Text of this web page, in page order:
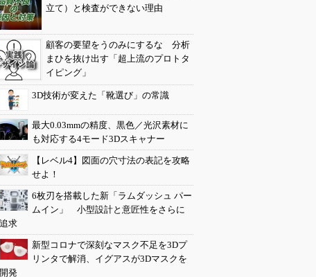
立て）と検査ができない理由
顧客の要望をうのみにするな 分析
まひを抜け出す「超上流のプロトタ
イピング」
3D技術が変えた「靴選び」の常識
最大0.03mmの精度、黒色／光沢素材に
も対応する4モード3Dスキャナー
【レベル4】図面の穴寸法の表記を攻略
せよ！
6枚刃を搭載した新「ラムダッシュ パー
ムイン」 小型設計と意匠性をさらに
追求
新型コロナで深刻なマスク不足を3Dプ
リンタで解消、イグアスが3Dマスクを
開発